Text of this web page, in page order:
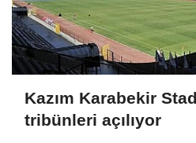
Kazım Karabekir
tribünleri açılıyor